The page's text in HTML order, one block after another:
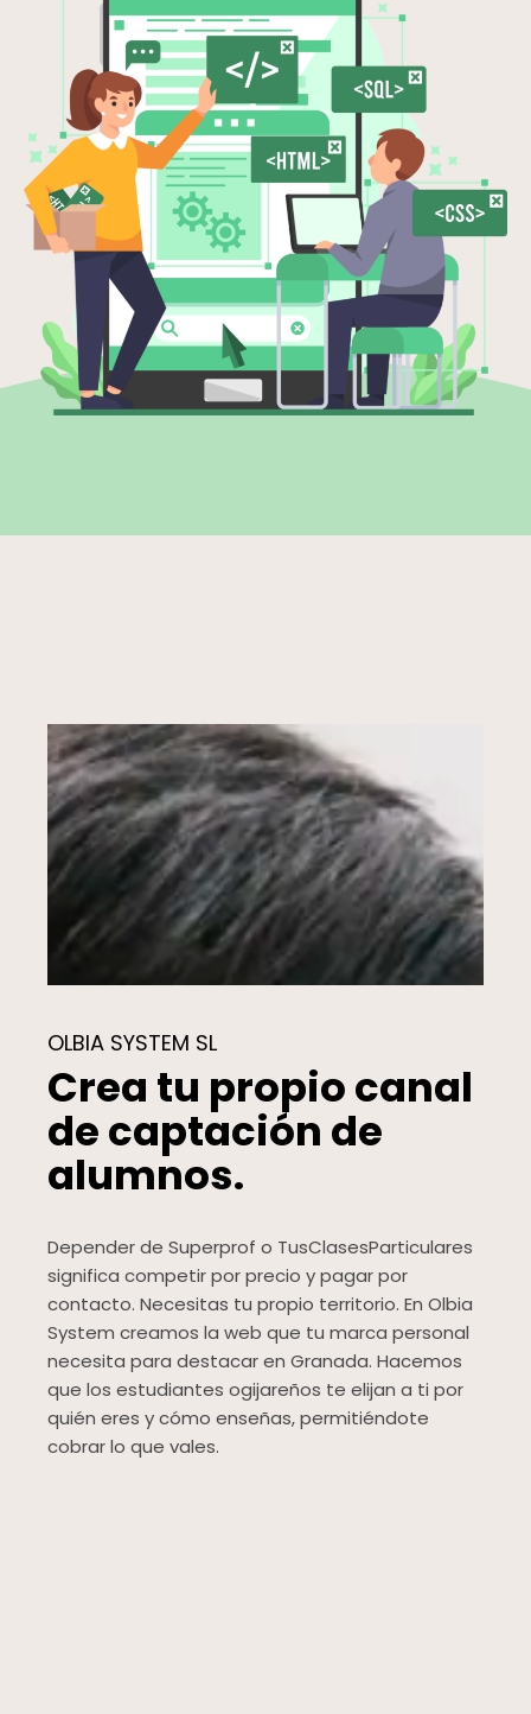
OLBIA SYSTEM SL
Crea tu propio canal
de captación de
alumnos.
Depender de Superprof o TusClasesParticulares
significa competir por precio y pagar por
contacto. Necesitas tu propio territorio. En Olbia
System creamos la web que tu marca personal
necesita para destacar en Granada. Hacemos
que los estudiantes ogijareños te elijan a ti por
quién eres y cómo enseñas, permitiéndote
cobrar lo que vales.